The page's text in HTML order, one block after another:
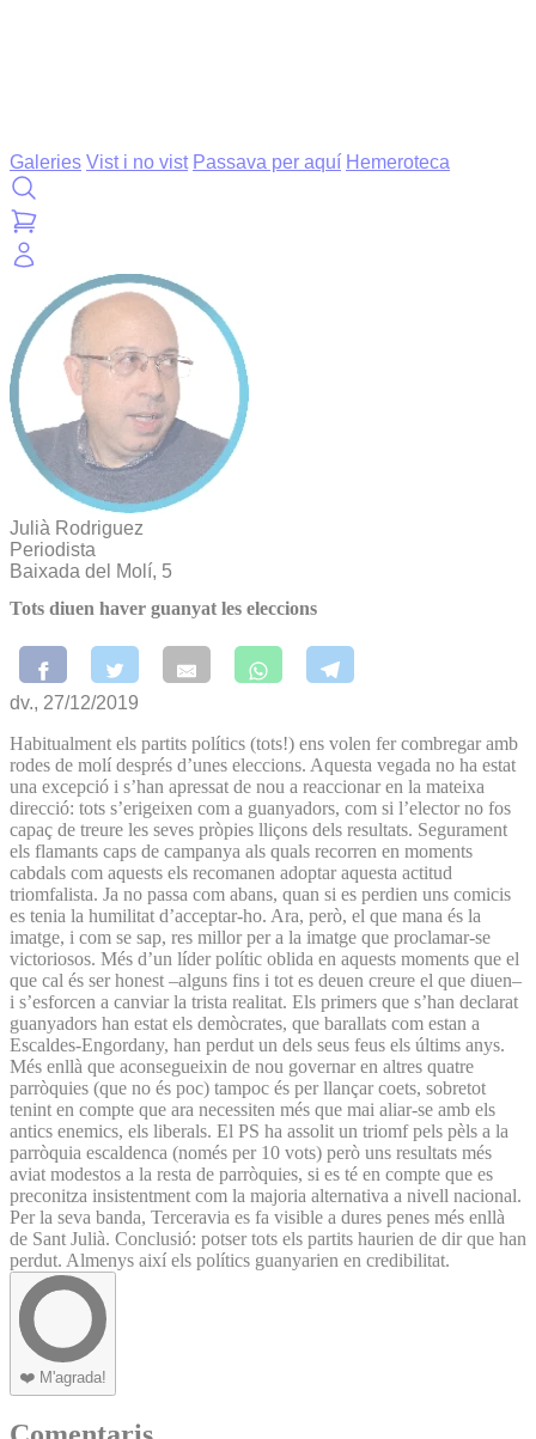
Galeries Vist i no vist Passava per aquí Hemeroteca
Julià Rodriguez
Periodista
Baixada del Molí, 5
Tots diuen haver guanyat les eleccions
dv., 27/12/2019
Habitualment els partits polítics (tots!) ens volen fer combregar amb
rodes de molí després d’unes eleccions. Aquesta vegada no ha estat
una excepció i s’han apressat de nou a reaccionar en la mateixa
direcció: tots s’erigeixen com a guanyadors, com si l’elector no fos
capaç de treure les seves pròpies lliçons dels resultats. Segurament
els flamants caps de campanya als quals recorren en moments
cabdals com aquests els recomanen adoptar aquesta actitud
triomfalista. Ja no passa com abans, quan si es perdien uns comicis
es tenia la humilitat d’acceptar-ho. Ara, però, el que mana és la
imatge, i com se sap, res millor per a la imatge que proclamar-se
victoriosos. Més d’un líder polític oblida en aquests moments que el
que cal és ser honest –alguns fins i tot es deuen creure el que diuen–
i s’esforcen a canviar la trista realitat. Els primers que s’han declarat
guanyadors han estat els demòcrates, que barallats com estan a
Escaldes-Engordany, han perdut un dels seus feus els últims anys.
Més enllà que aconsegueixin de nou governar en altres quatre
parròquies (que no és poc) tampoc és per llançar coets, sobretot
tenint en compte que ara necessiten més que mai aliar-se amb els
antics enemics, els liberals. El PS ha assolit un triomf pels pèls a la
parròquia escaldenca (només per 10 vots) però uns resultats més
aviat modestos a la resta de parròquies, si es té en compte que es
preconitza insistentment com la majoria alternativa a nivell nacional.
Per la seva banda, Terceravia es fa visible a dures penes més enllà
de Sant Julià. Conclusió: potser tots els partits haurien de dir que han
perdut. Almenys així els polítics guanyarien en credibilitat.
❤️ M'agrada!